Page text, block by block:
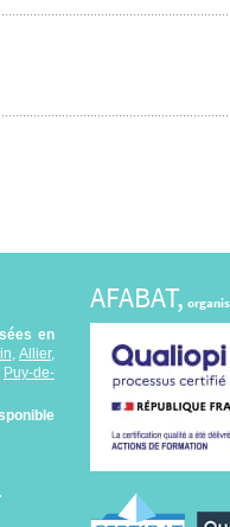
en
Allier,
Puy-de-
AFABAT,